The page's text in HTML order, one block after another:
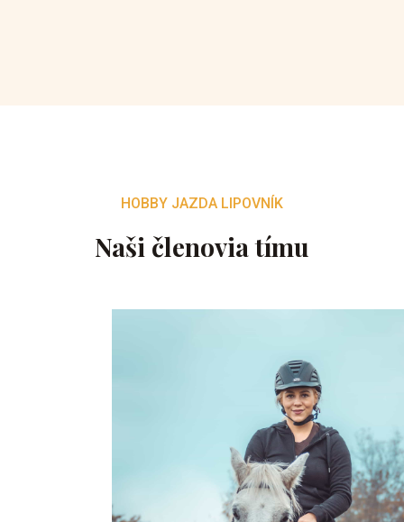
HOBBY JAZDA LIPOVNÍK
Naši členovia tímu